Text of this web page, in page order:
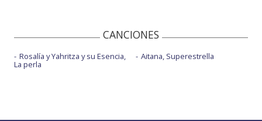
CANCIONES
Rosalía y Yahritza y su Esencia,
La perla
Aitana, Superestrella